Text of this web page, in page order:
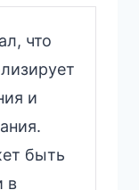
что
и
быть
в